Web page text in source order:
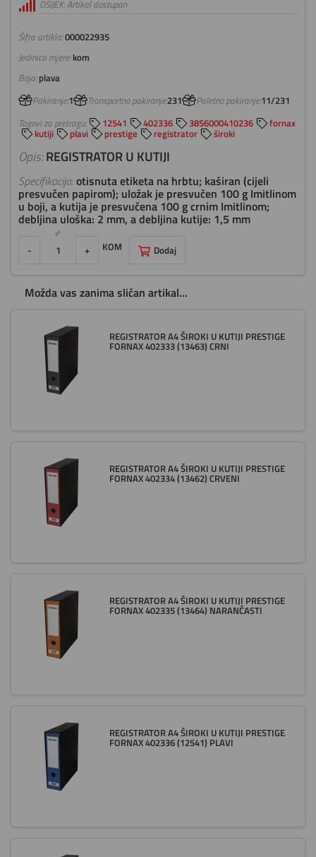
Šifra artikla:000022935
Jedinica mjere: kom
Opis:REGISTRATOR U KUTIJI
Specifikacija:otisnuta etiketa na hrbtu; kaširan (cijeli
presvučen papirom); uložak je presvučen 100 g Imitlinom
u boji, a kutija je presvučena 100 g crnim Imitlinom;
debljina uloška: 2 mm, a debljina kutije: 1,5 mm
Boja:plava
Tagovi za pretragu: 12541 402336 3856000410236 fornax
kutiji plavi prestige registrator široki
OSIJEK: Artikal dostupan
Pakiranje:1 Transportno pakiranje:231 Paletno pakiranje:11/231
- + KOM Dodaj
Možda vas zanima sličan artikal...
REGISTRATOR A4 ŠIROKI U KUTIJI PRESTIGE
FORNAX 402333 (13463) CRNI
REGISTRATOR A4 ŠIROKI U KUTIJI PRESTIGE
FORNAX 402334 (13462) CRVENI
REGISTRATOR A4 ŠIROKI U KUTIJI PRESTIGE
FORNAX 402335 (13464) NARANČASTI
REGISTRATOR A4 ŠIROKI U KUTIJI PRESTIGE
FORNAX 402336 (12541) PLAVI